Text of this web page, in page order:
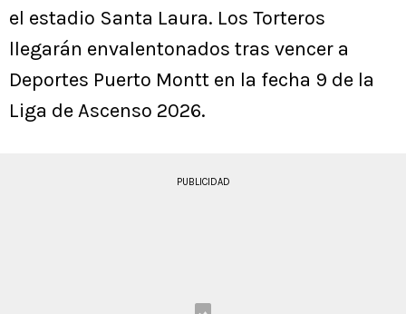
el estadio Santa Laura. Los Torteros
llegarán envalentonados tras vencer a
Deportes Puerto Montt en la fecha 9 de la
Liga de Ascenso 2026.
PUBLICIDAD